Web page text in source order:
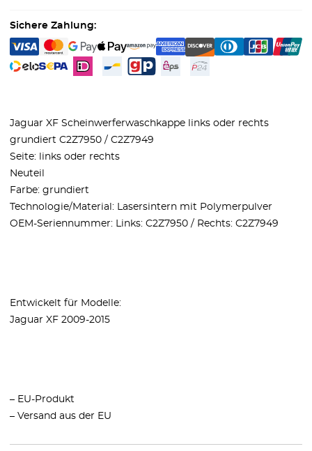
Sichere Zahlung:
Jaguar XF Scheinwerferwaschkappe links oder rechts
grundiert C2Z7950 / C2Z7949
Seite: links oder rechts
Neuteil
Farbe: grundiert
Technologie/Material: Lasersintern mit Polymerpulver
OEM-Seriennummer: Links: C2Z7950 / Rechts: C2Z7949
Entwickelt für Modelle:
Jaguar XF 2009-2015
– EU-Produkt
– Versand aus der EU